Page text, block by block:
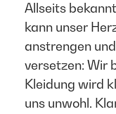
Allseits
kann unser
anstrengen
versetzen: Wir
Kleidung wird
uns unwohl.